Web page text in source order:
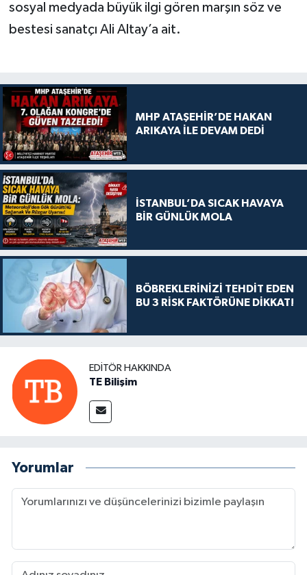
sosyal medyada büyük ilgi gören marşın söz ve
bestesi sanatçı Ali Altay’a ait.
MHP ATAŞEHİR’DE HAKAN
ARIKAYA İLE DEVAM DEDİ
İSTANBUL’DA SICAK HAVAYA
BİR GÜNLÜK MOLA
BÖBREKLERİNİZİ TEHDİT EDEN
BU 3 RİSK FAKTÖRÜNE DİKKAT!
EDITÖR HAKKINDA
TE Bilişim
Yorumlar